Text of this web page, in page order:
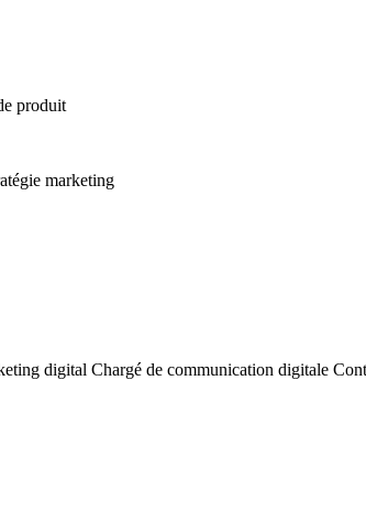
produit
marketing
digital Chargé de communication digitale